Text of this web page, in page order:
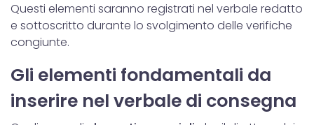
Questi elementi saranno registrati nel verbale redatto
e sottoscritto durante lo svolgimento delle verifiche
congiunte.
Gli elementi fondamentali da
inserire nel verbale di consegna